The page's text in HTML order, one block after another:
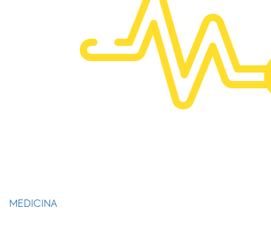
MEDICINA